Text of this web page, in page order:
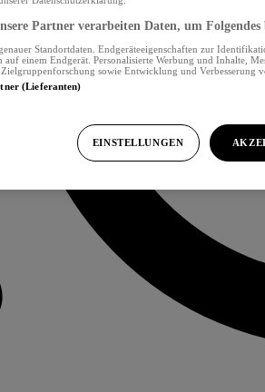
Partner verarbeiten Daten, um Folgendes
Standortdaten. Endgeräteeigenschaften zur
einem Endgerät. Personalisierte Werbung und Inhalte,
sowie Entwicklung und Verbesserung
(Lieferanten)
EINSTELLUNGEN